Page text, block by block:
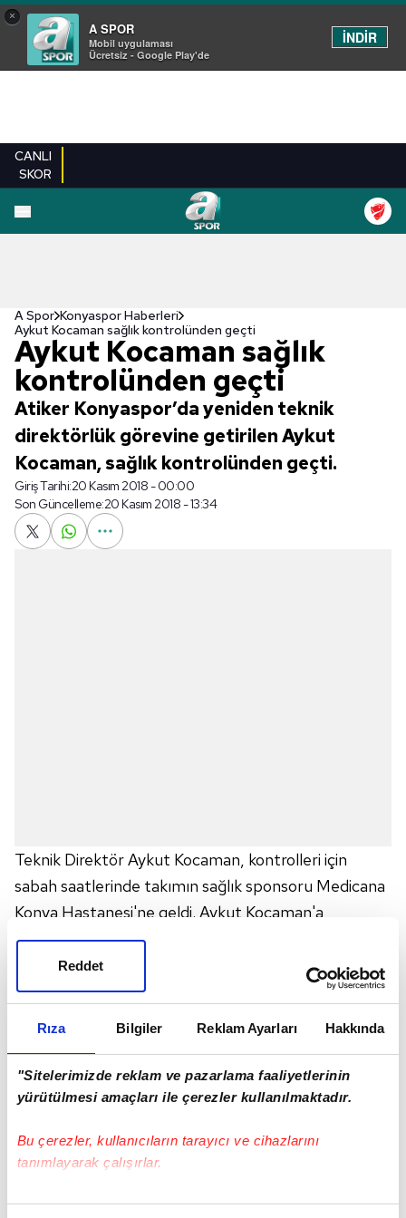
Rıza Bilgiler Reklam Ayarları Hakkında
"Sitelerimizde reklam ve pazarlama faaliyetlerinin
yürütülmesi amaçları ile çerezler kullanılmaktadır.
Bu çerezler, kullanıcıların tarayıcı ve cihazlarını
tanımlayarak çalışırlar.
Bu çerezlere izin vermeniz halinde sizlere özel
Reddet
×
A SPOR
Mobil uygulaması
Ücretsiz - Google Play'de
İNDİR
CANLI
SKOR
A Spor Konyaspor Haberleri
Aykut Kocaman sağlık kontrolünden geçti
Aykut Kocaman sağlık
kontrolünden geçti
Atiker Konyaspor’da yeniden teknik
direktörlük görevine getirilen Aykut
Kocaman, sağlık kontrolünden geçti.
Giriş Tarihi:20 Kasım 2018 - 00:00
Son Güncelleme:20 Kasım 2018 - 13:34
Teknik Direktör Aykut Kocaman, kontrolleri için
sabah saatlerinde takımın sağlık sponsoru Medicana
Konya Hastanesi'ne geldi. Aykut Kocaman'a
hastanede kardiyoloji, ortopedi ile ilgili kontroller ve
kan tahlilleri yapıldı. Tecrübeli teknik adam sağlık
kontrollerinin ardından hastaneden ayrılırken,